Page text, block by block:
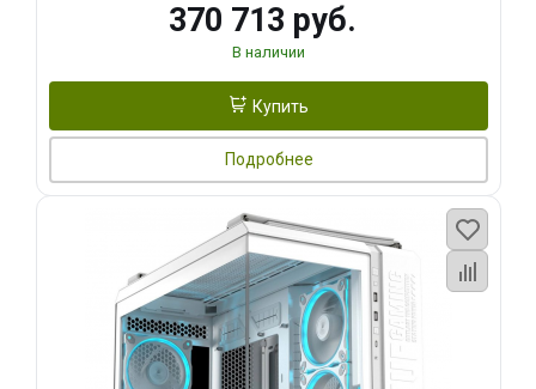
370 713 руб.
В наличии
Купить
Подробнее